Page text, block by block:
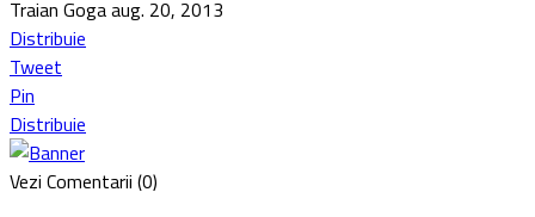
Traian Gogaaug. 20, 2013
Distribuie
Tweet
Pin
Distribuie
Vezi Comentarii (0)